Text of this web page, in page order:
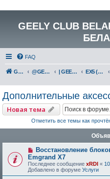
GEELY CLUB
FAQ
GEELY Club Belarus @GEELYCLUBBY | GEELY EV EX5 (E245)
Дополнительные
Новая тема
Отметить все темы как
Восстановление
Emgrand X7
Последнее сообщение xRDI «
Добавлено в форуме Услуги